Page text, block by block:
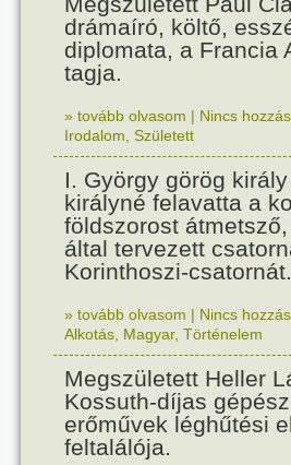
drámaíró, költő,
diplomata, a Francia
tagja.
» tovább olvasom | Nincs
Irodalom Született
I. György görög
királyné felavatta a
földszorost
által tervezett
Korinthoszi-csatornát.
» tovább olvasom | Nincs
Alkotás Magyar, Történelem
Megszületett Heller
Kossuth-díjas
erőművek léghűtési
feltalálója.